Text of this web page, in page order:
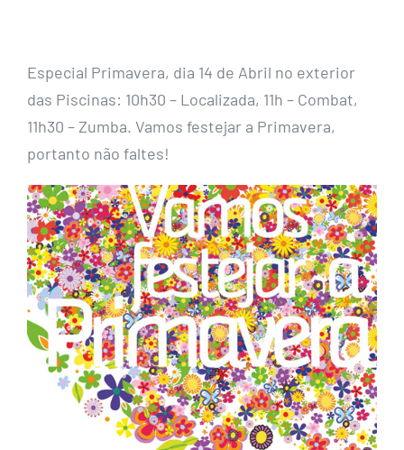
Especial Primavera, dia 14 de Abril no exterior
das Piscinas: 10h30 – Localizada, 11h – Combat,
11h30 – Zumba. Vamos festejar a Primavera,
portanto não faltes!